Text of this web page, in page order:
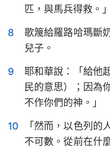
1 2 3
匹，與馬兵得救。」
8
歌篾給羅路哈瑪斷
兒子。
9
耶和華說：「給他
民的意思）；因為
不作你們的神。」
10
「然而，以色列的
不可數。從前在什